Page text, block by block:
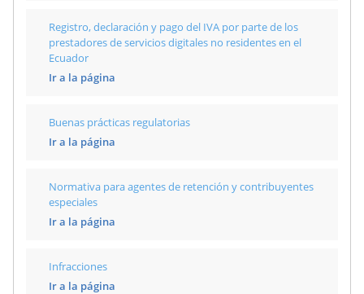
Registro, declaración y pago del IVA por parte de los
prestadores de servicios digitales no residentes en el
Ecuador
Ir a la página
Buenas prácticas regulatorias
Ir a la página
Normativa para agentes de retención y contribuyentes
especiales
Ir a la página
Infracciones
Ir a la página